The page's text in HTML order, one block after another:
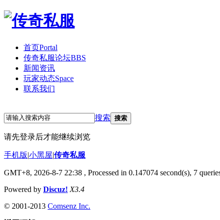
首页Portal
传奇私服论坛BBS
新闻资讯
玩家动态Space
联系我们
搜索 搜索
请先登录后才能继续浏览
手机版|小黑屋|传奇私服
GMT+8, 2026-8-7 22:38 , Processed in 0.147074 second(s), 7
Powered by Discuz! X3.4
© 2001-2013 Comsenz Inc.